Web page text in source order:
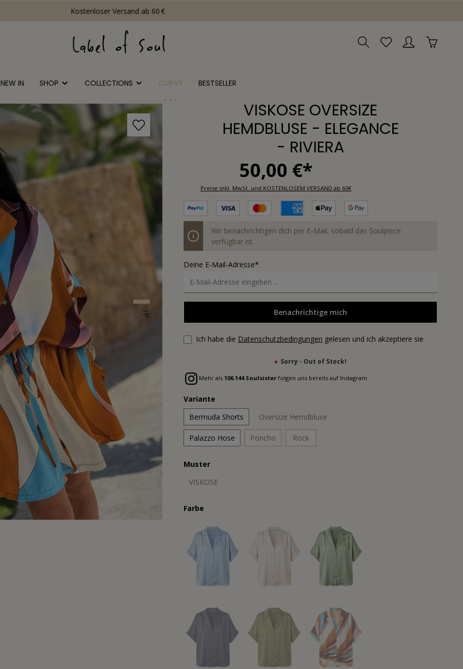
Kostenloser Versand ab 60 €
NEW IN SHOP COLLECTIONS CURVY BESTSELLER
VISKOSE OVERSIZE
HEMDBLUSE - ELEGANCE
- RIVIERA
50,00 €*
Preise inkl. MwSt. und KOSTENLOSEM VERSAND ab 60€
Wir benachrichtigen dich per E-Mail, sobald das Soulpiece
verfügbar ist.
Deine E-Mail-Adresse*
Benachrichtige mich
Ich habe die Datenschutzbedingungen gelesen und ich akzeptiere sie
Sorry - Out of Stock!
Mehr als 106.144 Soulsisterfolgen uns bereits auf Instagram
Variante
Bermuda Shorts
Oversize Hemdbluse
Palazzo Hose Poncho Rock
Muster
VISKOSE
Farbe